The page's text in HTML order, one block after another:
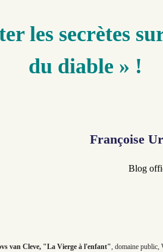
les secrètes
du diable » !
Françoise
Blog
van Cleve, "La Vierge à l'enfant", domaine public,